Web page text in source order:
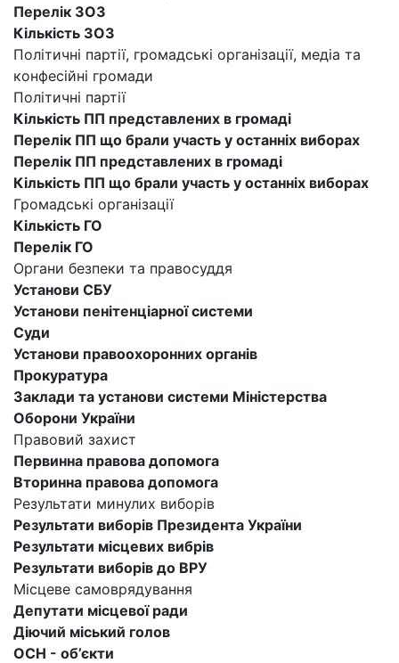
Перелік ЗОЗ
Кількість ЗОЗ
Політичні партії, громадські організації, медіа та
конфесійні громади
Політичні партії
Кількість ПП представлених в громаді
Перелік ПП що брали участь у останніх виборах
Перелік ПП представлених в громаді
Кількість ПП що брали участь у останніх виборах
Громадські організації
Кількість ГО
Перелік ГО
Органи безпеки та правосуддя
Установи СБУ
Установи пенітенціарної системи
Суди
Установи правоохоронних органів
Прокуратура
Заклади та установи системи Міністерства
Оборони України
Правовий захист
Первинна правова допомога
Вторинна правова допомога
Результати минулих виборів
Результати виборів Президента України
Результати місцевих вибрів
Результати виборів до ВРУ
Місцеве самоврядування
Депутати місцевої ради
Діючий міський голов
ОСН - об’єкти